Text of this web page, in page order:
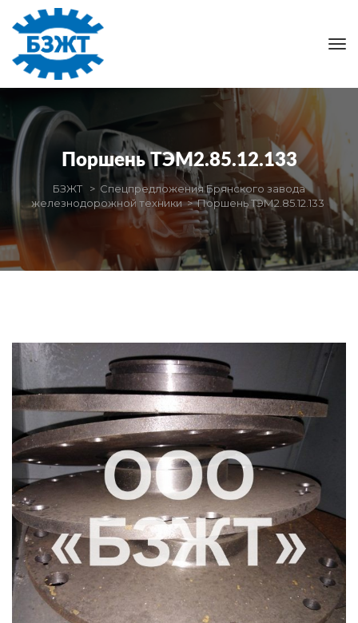
Поршень ТЭМ2.85.12.133
БЗЖТ > Спецпредложения Брянского завода
железнодорожной техники > Поршень ТЭМ2.85.12.133